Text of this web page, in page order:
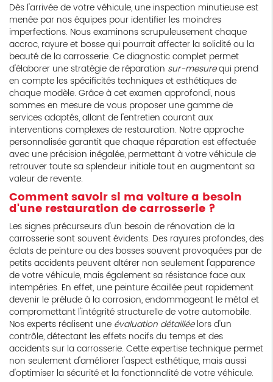
Dès l'arrivée de votre véhicule, une inspection minutieuse est
menée par nos équipes pour identifier les moindres
imperfections. Nous examinons scrupuleusement chaque
accroc, rayure et bosse qui pourrait affecter la solidité ou la
beauté de la carrosserie. Ce diagnostic complet permet
d'élaborer une stratégie de réparation sur-mesurequi prend
en compte les spécificités techniques et esthétiques de
chaque modèle. Grâce à cet examen approfondi, nous
sommes en mesure de vous proposer une gamme de
services adaptés, allant de l'entretien courant aux
interventions complexes de restauration. Notre approche
personnalisée garantit que chaque réparation est effectuée
avec une précision inégalée, permettant à votre véhicule de
retrouver toute sa splendeur initiale tout en augmentant sa
valeur de revente.
Comment savoir si ma voiture a besoin
d'une restauration de carrosserie ?
Les signes précurseurs d'un besoin de rénovation de la
carrosserie sont souvent évidents. Des rayures profondes, des
éclats de peinture ou des bosses souvent provoquées par de
petits accidents peuvent altérer non seulement l'apparence
de votre véhicule, mais également sa résistance face aux
intempéries. En effet, une peinture écaillée peut rapidement
devenir le prélude à la corrosion, endommageant le métal et
compromettant l'intégrité structurelle de votre automobile.
Nos experts réalisent une évaluation détailléelors d'un
contrôle, détectant les effets nocifs du temps et des
accidents sur la carrosserie. Cette expertise technique permet
non seulement d'améliorer l'aspect esthétique, mais aussi
d'optimiser la sécurité et la fonctionnalité de votre véhicule.